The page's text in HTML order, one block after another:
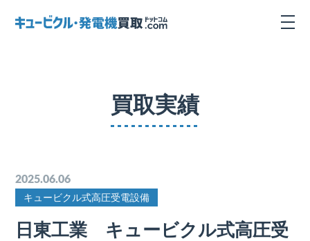
買取実績
2025.06.06
キュービクル式高圧受電設備
日東工業 キュービクル式高圧受